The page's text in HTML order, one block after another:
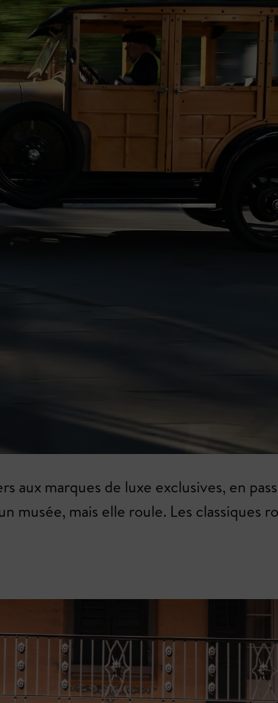
aux marques de luxe exclusives, en
musée, mais elle roule. Les